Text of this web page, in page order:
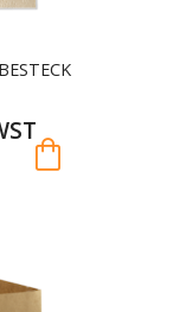
shopping_bag